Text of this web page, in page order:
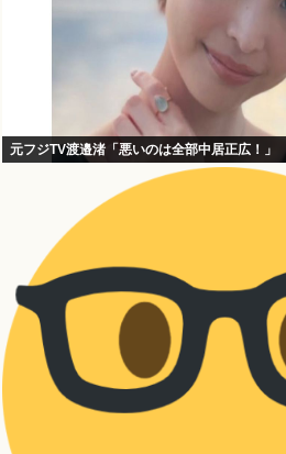
元フジTV渡邉渚「悪いのは全部中居正広！」